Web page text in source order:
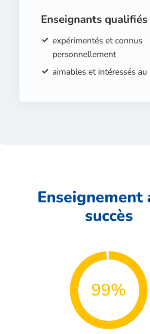
Enseignants qualifiés
expérimentés et connus
personnellement
aimables et intéressés au
Enseignement
succès
99%